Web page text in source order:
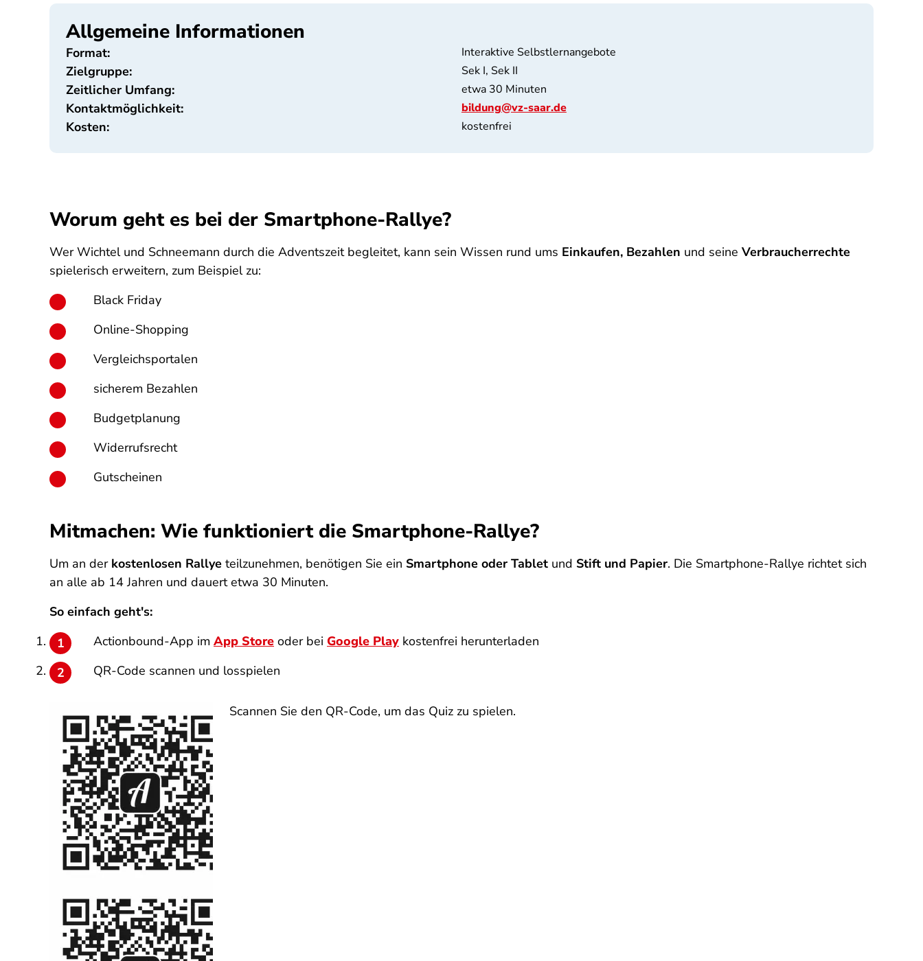
Allgemeine Informationen
Format: Interaktive Selbstlernangebote
Zielgruppe: Sek I, Sek II
Zeitlicher Umfang: etwa 30 Minuten
Kontaktmöglichkeit: bildung@vz-saar.de
Kosten: kostenfrei
Worum geht es bei der Smartphone-Rallye?
Wer Wichtel und Schneemann durch die Adventszeit begleitet, kann sein Wissen rund ums Einkaufen, Bezahlen und seine Verbraucherrechte
spielerisch erweitern, zum Beispiel zu:
Black Friday
Online-Shopping
Vergleichsportalen
sicherem Bezahlen
Budgetplanung
Widerrufsrecht
Gutscheinen
Mitmachen: Wie funktioniert die Smartphone-Rallye?
Um an der kostenlosen Rallye teilzunehmen, benötigen Sie ein Smartphone oder Tablet und Stift und Papier. Die Smartphone-Rallye richtet sich
an alle ab 14 Jahren und dauert etwa 30 Minuten.
So einfach geht's:
Actionbound-App im App Store oder bei Google Play kostenfrei herunterladen
QR-Code scannen und losspielen
Scannen Sie den QR-Code, um das Quiz zu spielen.